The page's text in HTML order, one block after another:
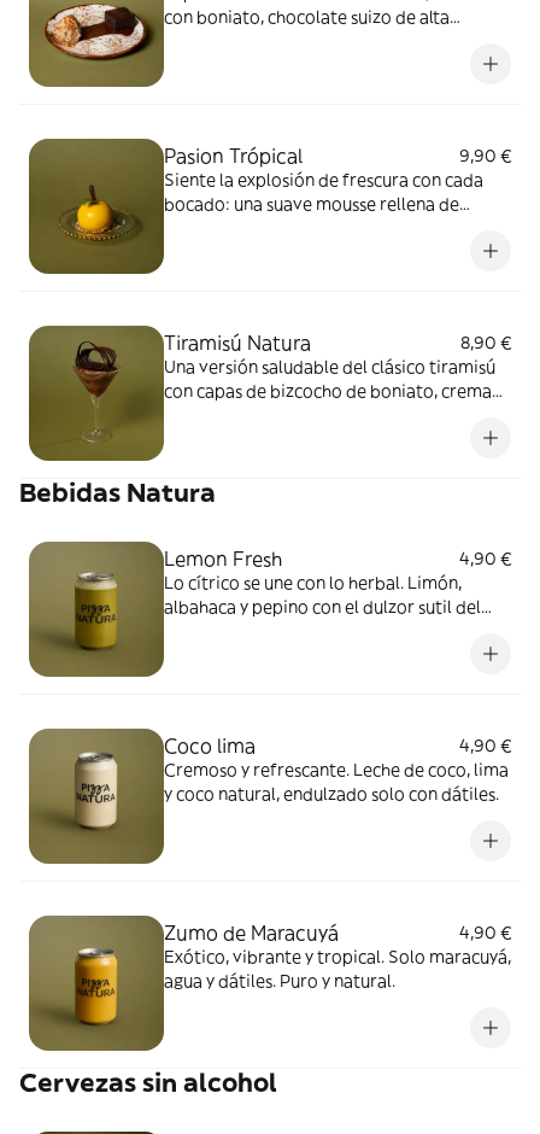
con boniato, chocolate suizo de alta
Pasion Trópical
9,90 €
Siente la explosión de frescura con cada
bocado: una suave mousse rellena de
Tiramisú Natura
8,90 €
Una versión saludable del clásico tiramisú
con capas de bizcocho de boniato, crema
un toque de amaretto, realzado por café
naturalidad y frescura en cada bocado.
Bebidas Natura
Lemon Fresh
4,90 €
Lo cítrico se une con lo herbal. Limón,
albahaca y pepino con el dulzor sutil del
Coco lima
4,90 €
Cremoso y refrescante. Leche de coco, lima
y coco natural, endulzado solo con dátiles.
Zumo de Maracuyá
4,90 €
Exótico, vibrante y tropical. Solo maracuyá,
agua y dátiles. Puro y natural.
Cervezas sin alcohol